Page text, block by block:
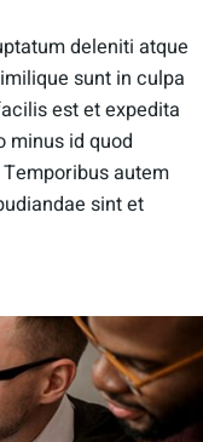
deleniti atque
sunt in culpa
est et expedita
minus id quod
autem
sint et